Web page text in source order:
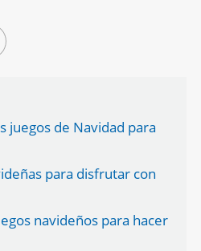
juegos de Navidad para
para disfrutar con
navideños para hacer